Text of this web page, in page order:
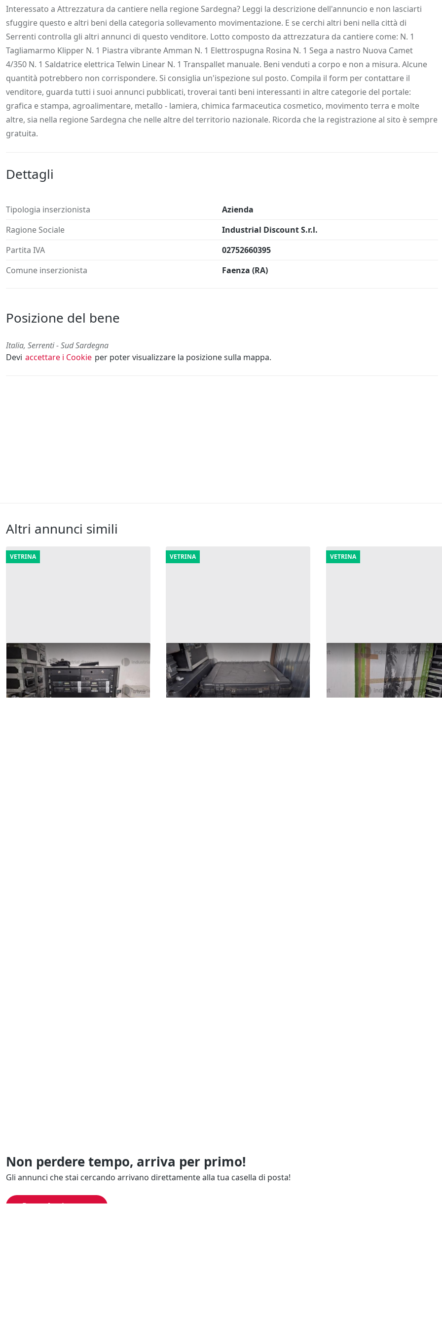
Interessato a Attrezzatura da cantiere nella regione Sardegna? Leggi la descrizione dell'annuncio e non lasciarti
sfuggire questo e altri beni della categoria sollevamento movimentazione. E se cerchi altri beni nella città di
Serrenti controlla gli altri annunci di questo venditore. Lotto composto da attrezzatura da cantiere come: N. 1
Tagliamarmo Klipper N. 1 Piastra vibrante Amman N. 1 Elettrospugna Rosina N. 1 Sega a nastro Nuova Camet
4/350 N. 1 Saldatrice elettrica Telwin Linear N. 1 Transpallet manuale. Beni venduti a corpo e non a misura. Alcune
quantità potrebbero non corrispondere. Si consiglia un'ispezione sul posto. Compila il form per contattare il
venditore, guarda tutti i suoi annunci pubblicati, troverai tanti beni interessanti in altre categorie del portale:
grafica e stampa, agroalimentare, metallo - lamiera, chimica farmaceutica cosmetico, movimento terra e molte
altre, sia nella regione Sardegna che nelle altre del territorio nazionale. Ricorda che la registrazione al sito è sempre
gratuita.
Dettagli
Tipologia inserzionista
Azienda
Ragione Sociale
Industrial Discount S.r.l.
Partita IVA
02752660395
Comune inserzionista
Faenza (RA)
Posizione del bene
Italia, Serrenti - Sud Sardegna
Devi accettare i Cookie per poter visualizzare la posizione sulla mappa.
Altri annunci simili
VETRINA
9#9947 Microfoni cassa e fari
Maracalagonis (Cagliari)
100 €
VETRINA
3#9947 Centralina video e fari
motorizzati
Maracalagonis (Cagliari)
50 €
VETRINA
8#9947 TV monitor
Maracalagonis (Cagliari)
Non perdere tempo, arriva per primo!
Gli annunci che stai cercando arrivano direttamente alla tua casella di posta!
Resta Aggiornato